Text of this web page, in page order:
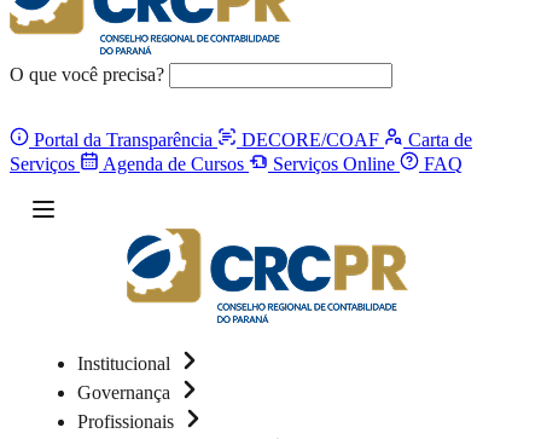
O que você precisa?
Portal da Transparência DECORE/COAF
Carta de
Serviços
Agenda de Cursos Serviços Online FAQ
Institucional
Governança
Profissionais